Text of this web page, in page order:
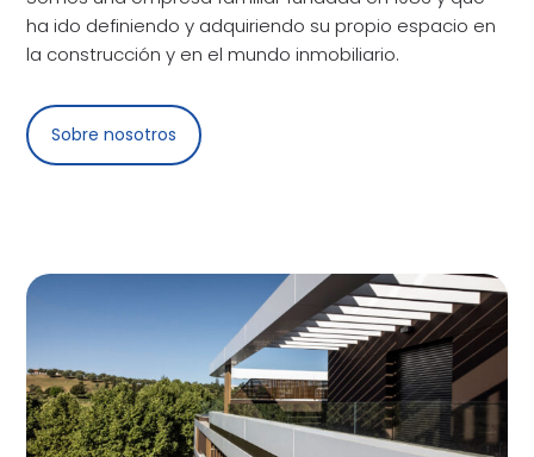
ha ido definiendo y adquiriendo su propio espacio en
la construcción y en el mundo inmobiliario.
Sobre nosotros